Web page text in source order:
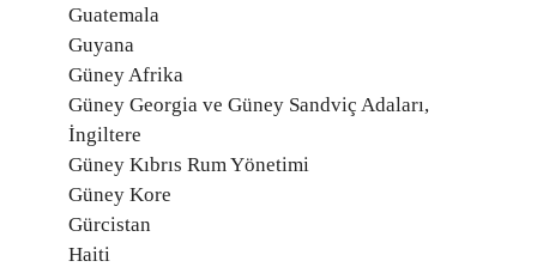
Guatemala
Guyana
Güney Afrika
Güney Georgia ve Güney Sandviç Adaları,
İngiltere
Güney Kıbrıs Rum Yönetimi
Güney Kore
Gürcistan
Haiti